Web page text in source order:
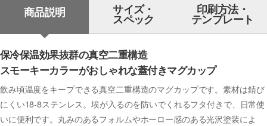
商品説明 サイズ・
スペック
印刷方法・
テンプレート
保冷保温効果抜群の真空二重構造
スモーキーカラーがおしゃれな蓋付きマグカップ
飲み頃温度をキープできる真空二重構造のマグカップです。素材は錆び
にくい18-8ステンレス。埃が入るのを防いでくれるフタ付きで、日常使
いに便利です。丸みのあるフォルムやホーロー感のある光沢塗装によ